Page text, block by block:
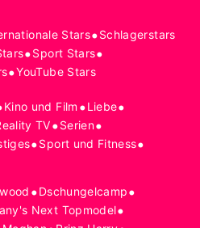
Stars•Schlagerstars
•Sport Stars•
•YouTube Stars
Kino und Film •Liebe•
TV•Serien•
•Sport und Fitness•
•Dschungelcamp•
Next Topmodel•